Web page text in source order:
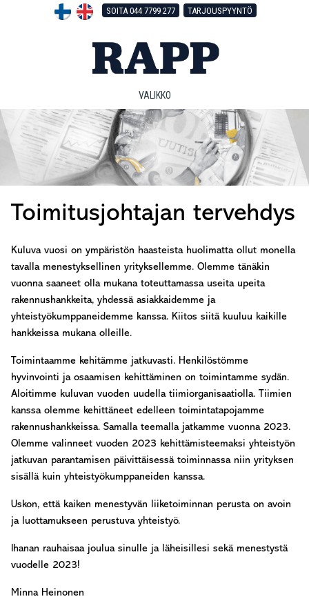
SOITA 044 7799 277 TARJOUSPYYNTÖ
VALIKKO
Toimitusjohtajan tervehdys
Kuluva vuosi on ympäristön haasteista huolimatta ollut monella
tavalla menestyksellinen yrityksellemme. Olemme tänäkin
vuonna saaneet olla mukana toteuttamassa useita upeita
rakennushankkeita, yhdessä asiakkaidemme ja
yhteistyökumppaneidemme kanssa. Kiitos siitä kuuluu kaikille
hankkeissa mukana olleille.
Toimintaamme kehitämme jatkuvasti. Henkilöstömme
hyvinvointi ja osaamisen kehittäminen on toimintamme sydän.
Aloitimme kuluvan vuoden uudella tiimiorganisaatiolla. Tiimien
kanssa olemme kehittäneet edelleen toimintatapojamme
rakennushankkeissa. Samalla teemalla jatkamme vuonna 2023.
Olemme valinneet vuoden 2023 kehittämisteemaksi yhteistyön
jatkuvan parantamisen päivittäisessä toiminnassa niin yrityksen
sisällä kuin yhteistyökumppaneiden kanssa.
Uskon, että kaiken menestyvän liiketoiminnan perusta on avoin
ja luottamukseen perustuva yhteistyö.
Ihanan rauhaisaa joulua sinulle ja läheisillesi sekä menestystä
vuodelle 2023!
Minna Heinonen